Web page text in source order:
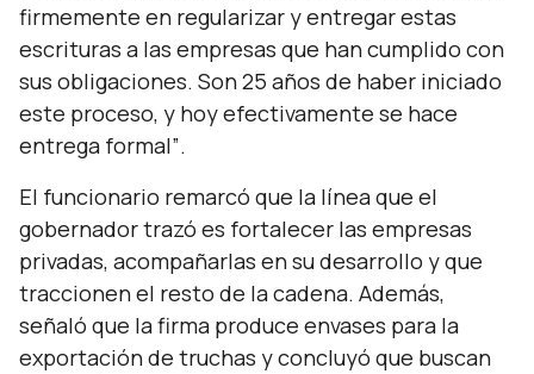
firmemente en regularizar y entregar estas
escrituras a las empresas que han cumplido con
sus obligaciones. Son 25 años de haber iniciado
este proceso, y hoy efectivamente se hace
entrega formal”.
El funcionario remarcó que la línea que el
gobernador trazó es fortalecer las empresas
privadas, acompañarlas en su desarrollo y que
traccionen el resto de la cadena. Además,
señaló que la firma produce envases para la
exportación de truchas y concluyó que buscan